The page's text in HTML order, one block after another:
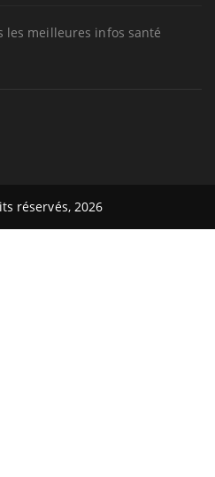
les meilleures infos santé
réservés, 2026